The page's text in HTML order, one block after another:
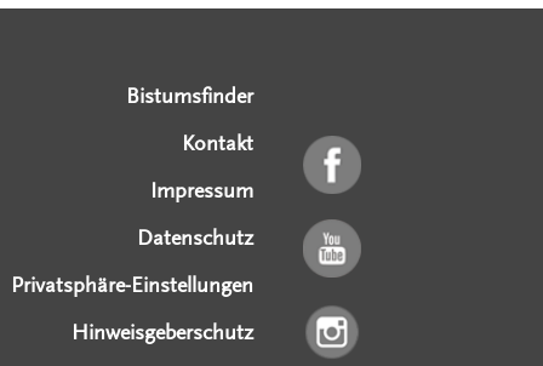
Bistumsfinder
Kontakt
Impressum
Datenschutz
Privatsphäre-Einstellungen
Hinweisgeberschutz